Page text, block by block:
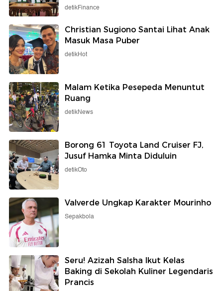
detikFinance
Christian Sugiono Santai Lihat Anak
Masuk Masa Puber
detikHot
Malam Ketika Pesepeda Menuntut
Ruang
detikNews
Borong 61 Toyota Land Cruiser FJ,
Jusuf Hamka Minta Diduluin
detikOto
Valverde Ungkap Karakter Mourinho
Sepakbola
Seru! Azizah Salsha Ikut Kelas
Baking di Sekolah Kuliner Legendaris
Prancis